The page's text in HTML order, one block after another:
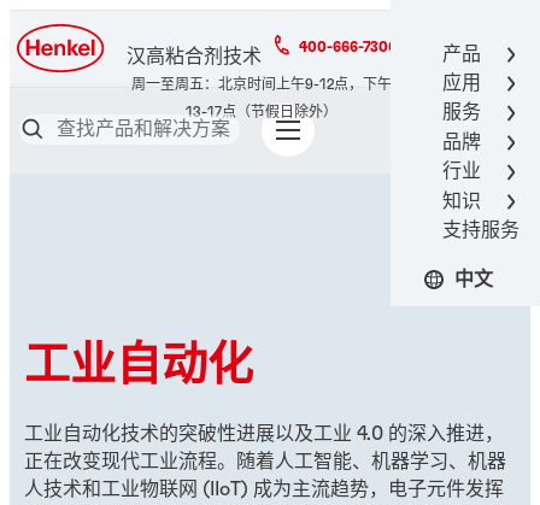
产品
应用
服务
品牌
行业
知识
支持服务
中文
汉高粘合剂技术 400-666-7306
工业自动化
工业自动化技术的突破性进展以及工业 4.0 的深入推进，
正在改变现代工业流程。随着人工智能、机器学习、机器
人技术和工业物联网 (IIoT) 成为主流趋势，电子元件发挥